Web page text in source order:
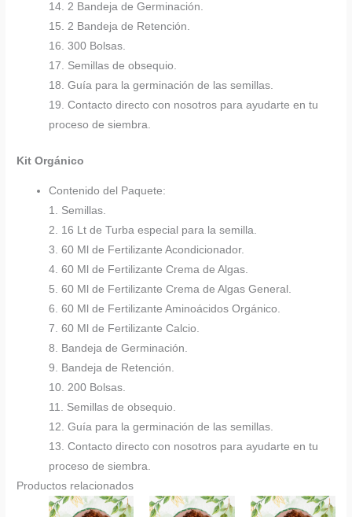
14. 2 Bandeja de Germinación.
15. 2 Bandeja de Retención.
16. 300 Bolsas.
17. Semillas de obsequio.
18. Guía para la germinación de las semillas.
19. Contacto directo con nosotros para ayudarte en tu
proceso de siembra.
Kit Orgánico
Contenido del Paquete:
1. Semillas.
2. 16 Lt de Turba especial para la semilla.
3. 60 Ml de Fertilizante Acondicionador.
4. 60 Ml de Fertilizante Crema de Algas.
5. 60 Ml de Fertilizante Crema de Algas General.
6. 60 Ml de Fertilizante Aminoácidos Orgánico.
7. 60 Ml de Fertilizante Calcio.
8. Bandeja de Germinación.
9. Bandeja de Retención.
10. 200 Bolsas.
11. Semillas de obsequio.
12. Guía para la germinación de las semillas.
13. Contacto directo con nosotros para ayudarte en tu
proceso de siembra.
Productos relacionados